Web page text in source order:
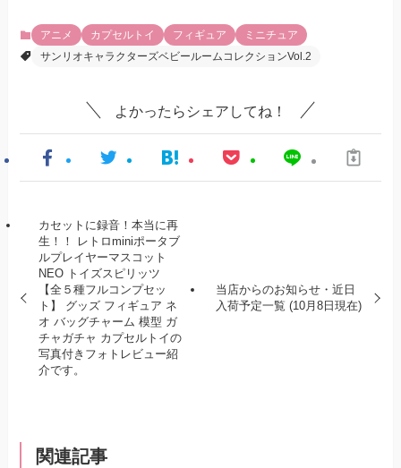
アニメ カプセルトイ フィギュア
ミニチュア
サンリオキャラクターズベビールームコレクションVol.2
よかったらシェアしてね！
カセットに録音！本当に再
生！！ レトロminiポータブ
ルプレイヤーマスコット
NEO トイズスピリッツ
【全５種フルコンプセッ
ト】 グッズ フィギュア ネ
オ バッグチャーム 模型 ガ
チャガチャ カプセルトイの
写真付きフォトレビュー紹
介です。
当店からのお知らせ・近日
入荷予定一覧 (10月8日現在)
関連記事